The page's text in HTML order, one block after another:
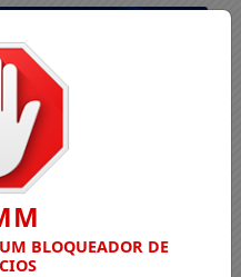
BLOQUEADOR DE